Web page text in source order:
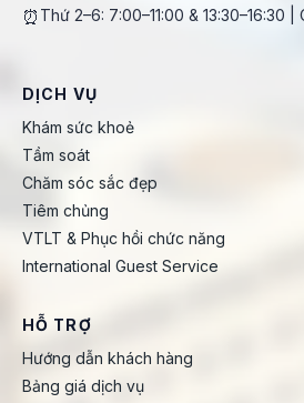
⏰ Thứ 2–6: 7:00–11:00 & 13:30–16:30
DỊCH VỤ
Khám sức khoẻ
Tầm soát
Chăm sóc sắc đẹp
Tiêm chủng
VTLT & Phục hồi chức năng
International Guest Service
HỖ TRỢ
Hướng dẫn khách hàng
Bảng giá dịch vụ